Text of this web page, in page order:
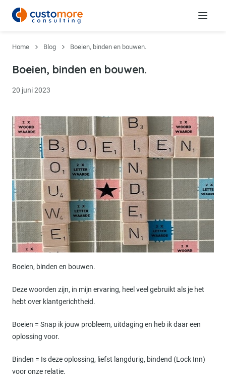
Menu
Home Blog Boeien, binden en bouwen.
Boeien, binden en bouwen.
20 juni 2023
Boeien, binden en bouwen.
Deze woorden zijn, in mijn ervaring, heel veel gebruikt als je het
hebt over klantgerichtheid.
Boeien = Snap ik jouw probleem, uitdaging en heb ik daar een
oplossing voor.
Binden = Is deze oplossing, liefst langdurig, bindend (Lock Inn)
voor onze relatie.